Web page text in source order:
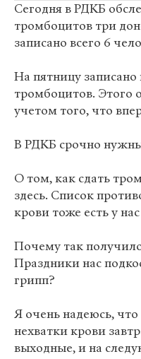
Сегодня в РДКБ
тромбоцитов три
записано всего 6
На пятницу записано
тромбоцитов. Этого
учетом того, что
В РДКБ срочно
О том, как сдать
здесь. Список
крови тоже есть у
Почему так
Праздники нас
грипп?
Я очень надеюсь,
нехватки крови
выходные, и на